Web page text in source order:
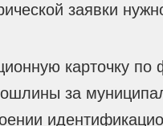
заявки
карточку
за